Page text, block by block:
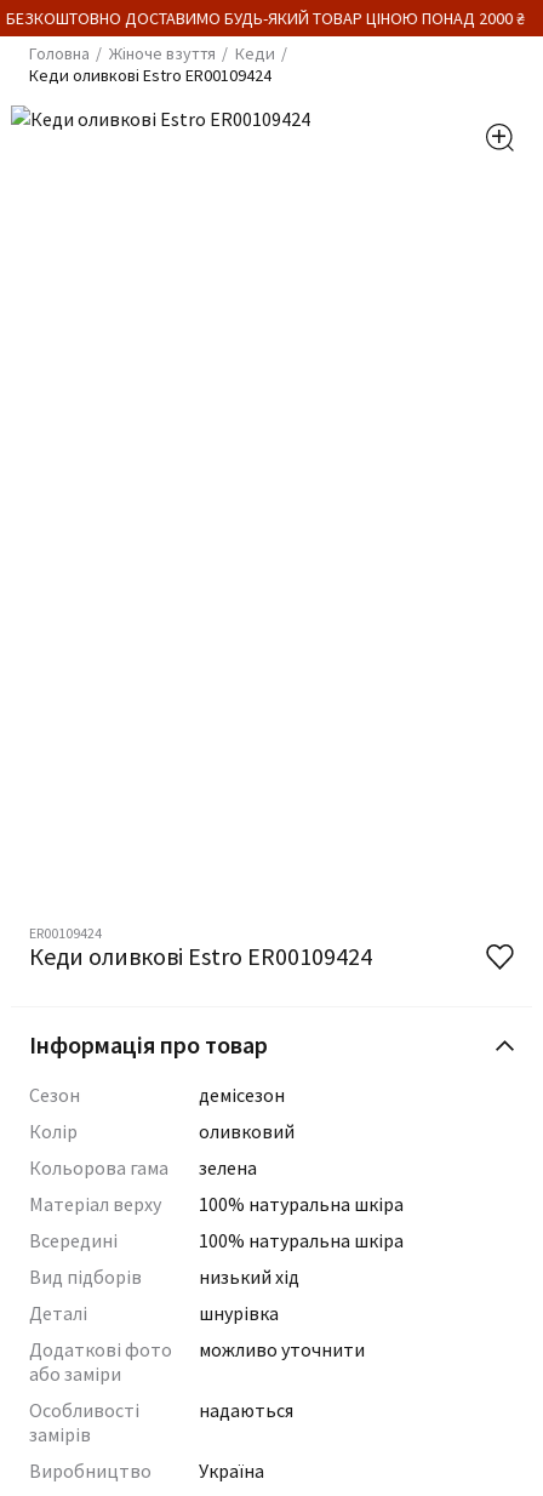
ДОСТАВИМО БУДЬ-ЯКИЙ ТОВАР ЦІНОЮ ПОНАД 2000 ₴
Головна
Жіноче взуття
Кеди
Кеди оливкові Estro ER00109424
ER00109424
Кеди оливкові Estro ER00109424
Інформація про товар
Сезон
демісезон
Колір
оливковий
Кольорова гама
зелена
Матеріал верху
100% натуральна шкіра
Всередині
100% натуральна шкіра
Вид підборів
низький хід
Деталі
шнурівка
Додаткові фото
або заміри
можливо уточнити
Особливості
замірів
надаються
Виробництво Україна